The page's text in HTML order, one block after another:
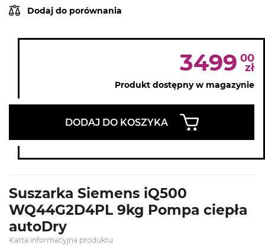
Dodaj do porównania
3499 00
zł
Produkt dostępny w magazynie
DODAJ DO KOSZYKA
Suszarka Siemens iQ500
WQ44G2D4PL 9kg Pompa ciepła
autoDry
Karta informacyjna produktu